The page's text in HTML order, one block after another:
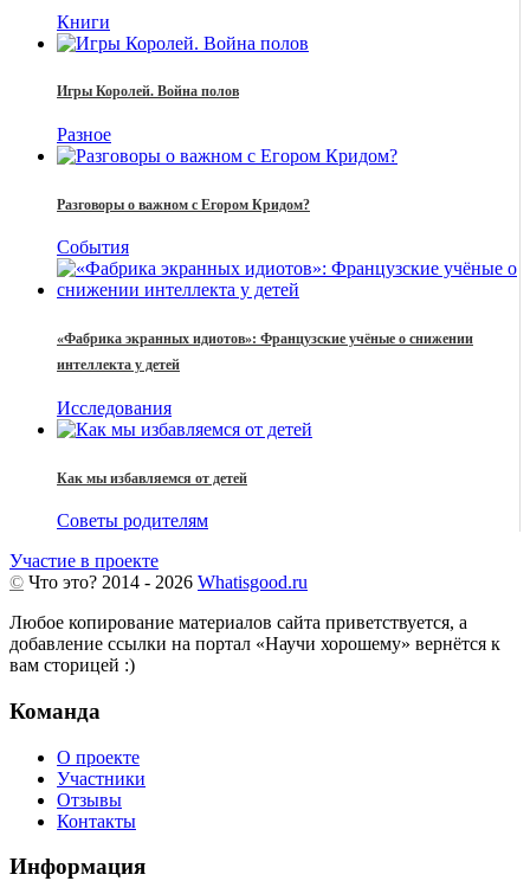
Книги
Игры Королей. Война полов
Разное
Разговоры о важном с Егором Кридом?
События
«Фабрика экранных идиотов»: Французские учёные о снижении
интеллекта у детей
Исследования
Как мы избавляемся от детей
Советы родителям
Участие в проекте
© Что это? 2014 - 2026 Whatisgood.ru
Любое копирование материалов сайта приветствуется, а
добавление ссылки на портал «Научи хорошему» вернётся к
вам сторицей :)
Команда
О проекте
Участники
Отзывы
Контакты
Информация